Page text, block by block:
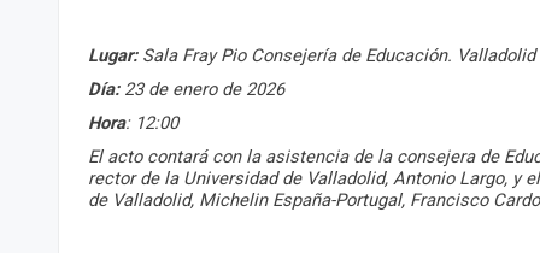
Lugar:Sala Fray Pio Consejería de Educación. Valladolid
Día: 23 de enero de 2026
Hora: 12:00
El acto contará con la asistencia de la consejera de
rector de la Universidad de Valladolid, Antonio Largo, y
de Valladolid, Michelin España-Portugal, Francisco